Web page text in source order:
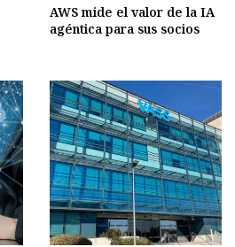
AWS mide el valor de la IA
agéntica para sus socios